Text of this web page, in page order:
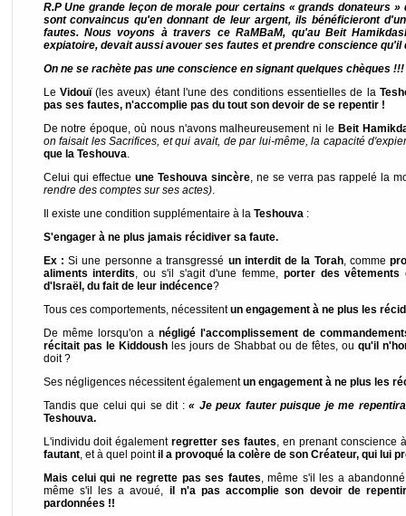
R.P Une grande leçon de morale pour certains « grands donateurs
sont convaincus qu'en donnant de leur argent, ils bénéficieront
fautes. Nous voyons à travers ce RaMBaM, qu'au Beit
expiatoire, devait aussi avouer ses fautes et prendre conscience qu'il
On ne se rachète pas une conscience en signant quelques chèques !!!
Le Vidouï(les aveux) étant l'une des conditions essentielles de la
pas ses fautes, n'accomplie pas du tout son devoir de se repentir !
De notre époque, où nous n'avons malheureusement ni le Beit
on faisait les Sacrifices, et qui avait, de par lui-même, la capacité
que la Teshouva.
Celui qui effectue une Teshouva sincère, ne se verra pas rappelé la
rendre des comptes sur ses actes).
Il existe une condition supplémentaire à la Teshouva:
S'engager à ne plus jamais récidiver sa faute.
Ex : Si une personne a transgressé un interdit de la Torah, comme
aliments interdits, ou s'il s'agit d'une femme, porter des
d'Israël, du fait de leur indécence?
Tous ces comportements, nécessitentun engagement à ne plus les
De même lorsqu'on a négligé l'accomplissement de
récitait pas le Kiddoushles jours de Shabbat ou de fêtes, ou qu'il
doit ?
Ses négligences nécessitent égalementun engagement à ne plus les
Tandis que celui qui se dit :« Je peux fauter puisque je me
Teshouva.
L'individu doit égalementregretter ses fautes, en prenant conscience
fautant, et à quel pointil a provoqué la colère de son Créateur, qui lui
Mais celui qui ne regrette pas ses fautes, même s'il les a
même s'il les a avoué, il n'a pas accomplie son devoir de
pardonnées !!